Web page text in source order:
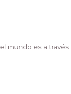
mundo es a través